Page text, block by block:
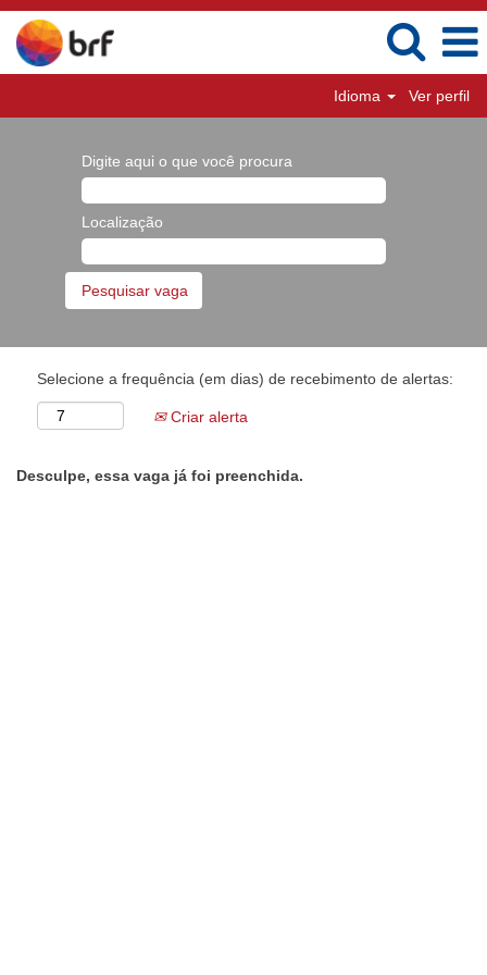
Idioma Ver perfil
Digite aqui o que você procura
Localização
Selecione a frequência (em dias) de recebimento de alertas:
Criar alerta
Desculpe, essa vaga já foi preenchida.